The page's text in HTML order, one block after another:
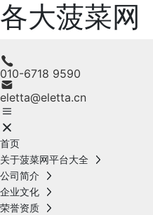
各大菠菜网
010-6718 9590
eletta@eletta.cn
首页
关于菠菜网平台大全
公司简介
企业文化
荣誉资质